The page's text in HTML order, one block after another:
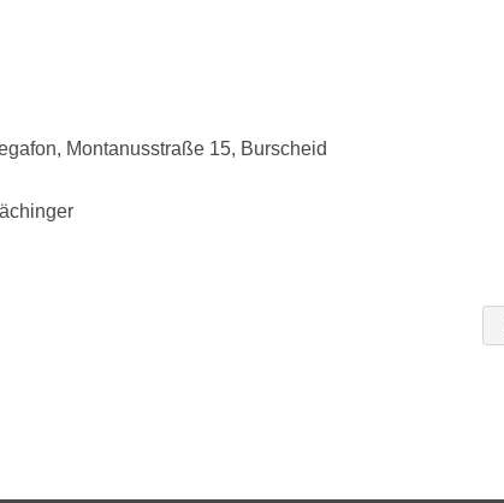
Montanusstraße 15, Burscheid